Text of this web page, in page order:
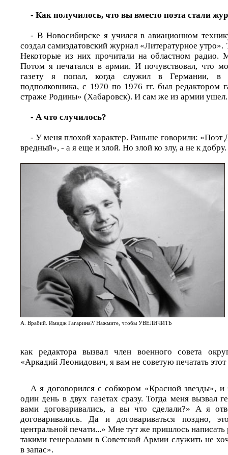
- Как получилось, что вы вместо поэта стали
- В Новосибирске я учился в авиационном
создал самиздатовский журнал «Литературное утро».
Некоторые из них прочитали на областном радио.
Потом я печатался в армии. И почувствовал, что
газету я попал, когда служил в Германии, в
подполковника, с 1970 по 1976 гг. был
страже Родины» (Хабаровск). И сам же из армии ушел.
- А что случилось?
- У меня плохой характер. Раньше говорили:
вредный», - а я еще и злой. Но злой ко злу, а не к добру.
А. Врабий. Имидж Гагарина?/ Нажмите, чтобы УВЕЛИЧИТЬ
как редактора вызвал член военного совета
«Аркадий Леонидович, я вам не советую печатать
А я договорился с собкором «Красной звезды», и
один день в двух газетах сразу. Тогда меня вызвал
вами договаривались, а вы что сделали?» А я
договаривались. Да и договариваться поздно,
центральной печати...» Мне тут же пришлось написать
такими генералами в Советской Армии служить не
в запас».